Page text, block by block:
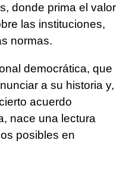
donde prima el valor
las instituciones,
normas.
democrática, que
a su historia y,
acuerdo
nace una lectura
posibles en